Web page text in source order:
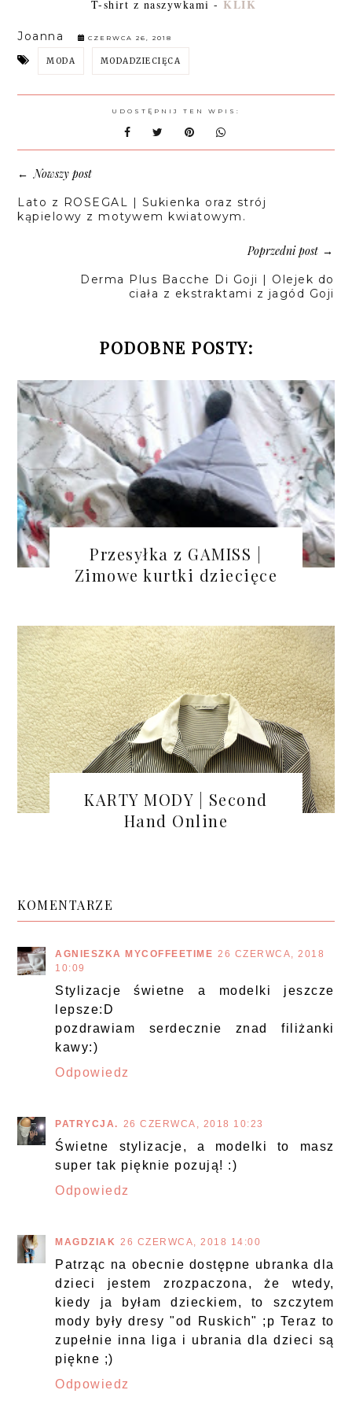
T-shirt z naszywkami - KLIK
Joanna CZERWCA 26, 2018
MODA MODADZIECIĘCA
UDOSTĘPNIJ TEN WPIS:
←Nowszy post
Lato z ROSEGAL | Sukienka oraz strój
kąpielowy z motywem kwiatowym.
Poprzedni post→
Derma Plus Bacche Di Goji | Olejek do
ciała z ekstraktami z jagód Goji
PODOBNE POSTY:
Przesyłka z GAMISS |
Zimowe kurtki dziecięce
KARTY MODY | Second
Hand Online
KOMENTARZE
AGNIESZKA MYCOFFEETIME 26 CZERWCA, 2018
10:09
Stylizacje świetne a modelki jeszcze
lepsze:D
pozdrawiam serdecznie znad filiżanki
kawy:)
Odpowiedz
PATRYCJA. 26 CZERWCA, 2018 10:23
Świetne stylizacje, a modelki to masz
super tak pięknie pozują! :)
Odpowiedz
MAGDZIAK 26 CZERWCA, 2018 14:00
Patrząc na obecnie dostępne ubranka dla
dzieci jestem zrozpaczona, że wtedy,
kiedy ja byłam dzieckiem, to szczytem
mody były dresy "od Ruskich" ;p Teraz to
zupełnie inna liga i ubrania dla dzieci są
piękne ;)
Odpowiedz